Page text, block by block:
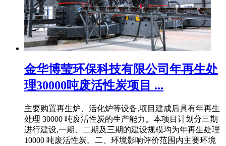
金华博莹环保科技有限公司年再生处
理30000吨废活性炭项目 ...
主要购置再生炉、活化炉等设备,项目建成后具有年再生
处理 30000 吨废活性炭的生产能力。本项目计划分三期
进行建设,一期、二期及三期的建设规模均为年再生处理
10000 吨废活性炭。二、环境影响评价范围内主要环境